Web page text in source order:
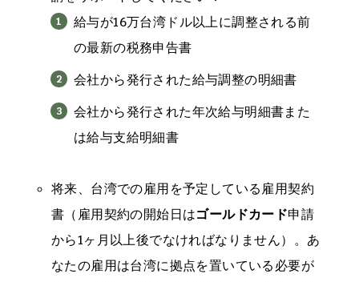
給与が16万台湾ドル以上に調整される前
の最新の税務申告書
会社から発行された給与調整の明細書
会社から発行された年次給与明細書また
は給与支給明細書
将来、台湾での雇用を予定している雇用契約
書（雇用契約の開始日はゴールドカード申請
から1ヶ月以上後でなければなりません）。あ
なたの雇用は台湾に拠点を置いている必要が